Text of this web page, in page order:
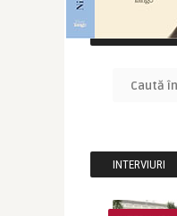
CAUTĂ ÎN SITE
INTERVIURI